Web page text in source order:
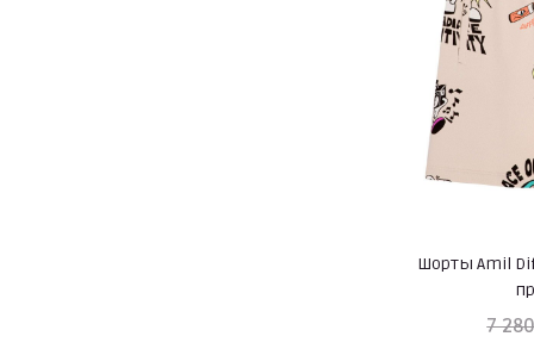
Шорты Amil
7